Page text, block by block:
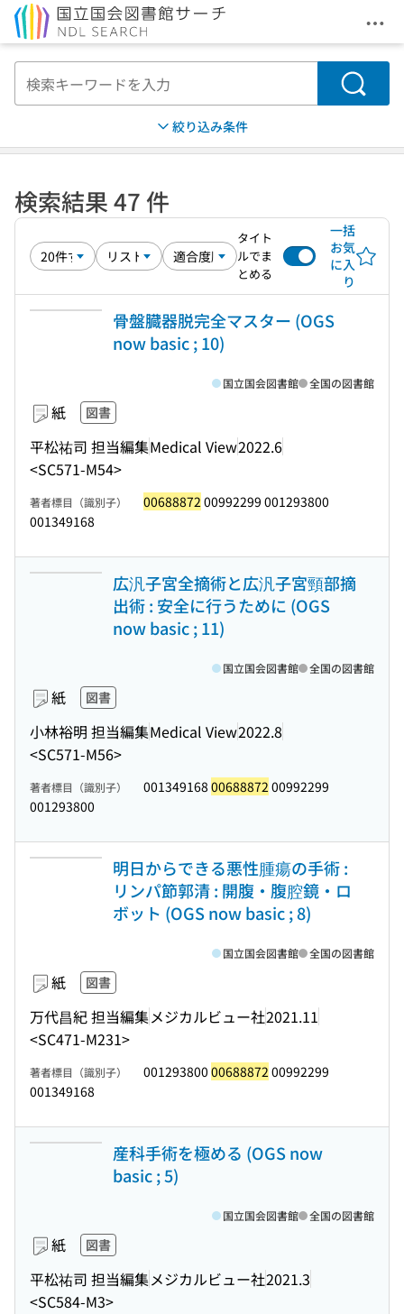
メ
検索
絞り込み条件
検索結果 47 件
タイト
ルでま
とめる
一括
お気
に入
り
骨盤臓器脱完全マスター (OGS
now basic ; 10)
紙 図書
平松祐司 担当編集Medical View2022.6
<SC571-M54>
国立国会図書館 全国の図書館
著者標目（識別子） 00688872 00992299 001293800
001349168
広汎子宮全摘術と広汎子宮頸部摘
出術 : 安全に行うために (OGS
now basic ; 11)
紙 図書
小林裕明 担当編集Medical View2022.8
<SC571-M56>
国立国会図書館 全国の図書館
著者標目（識別子） 001349168 00688872 00992299
001293800
明日からできる悪性腫瘍の手術 :
リンパ節郭清 : 開腹・腹腔鏡・ロ
ボット (OGS now basic ; 8)
紙 図書
万代昌紀 担当編集メジカルビュー社2021.11
<SC471-M231>
国立国会図書館 全国の図書館
著者標目（識別子） 001293800 00688872 00992299
001349168
産科手術を極める (OGS now
basic ; 5)
紙 図書
平松祐司 担当編集メジカルビュー社2021.3
<SC584-M3>
国立国会図書館 全国の図書館